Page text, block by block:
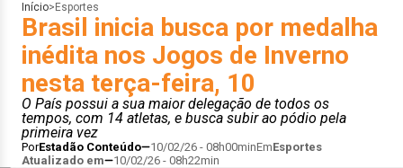
Início> Esportes
Brasil inicia busca por medalha
inédita nos Jogos de Inverno
nesta terça-feira, 10
O País possui a sua maior delegação de todos os
tempos, com 14 atletas, e busca subir ao pódio pela
primeira vez
PorEstadão Conteúdo 10/02/26 - 08h00minEmEsportes
Atualizado em
10/02/26 - 08h22min